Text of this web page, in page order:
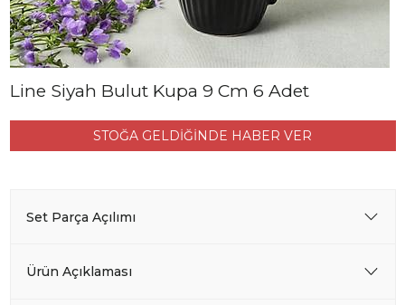
Line Siyah Bulut Kupa 9 Cm 6 Adet
STOĞA GELDİĞİNDE HABER VER
Set Parça Açılımı
Ürün Açıklaması